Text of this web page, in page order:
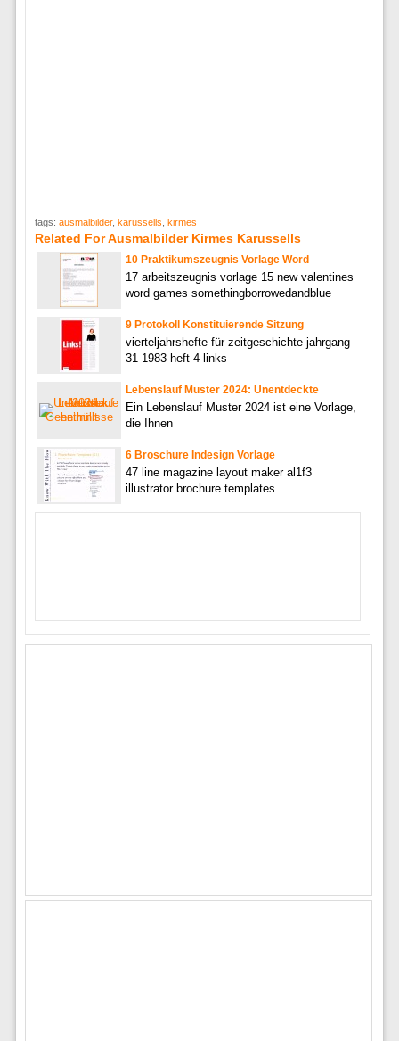
tags: ausmalbilder, karussells kirmes
Related For Ausmalbilder Kirmes Karussells
10 Praktikumszeugnis Vorlage Word
17 arbeitszeugnis vorlage 15 new valentines
word games somethingborrowedandblue
9 Protokoll Konstituierende Sitzung
vierteljahrshefte für zeitgeschichte jahrgang
31 1983 heft 4 links
Lebenslauf Muster 2024: Unentdeckte
Ein Lebenslauf Muster 2024 ist eine Vorlage,
die Ihnen
6 Broschure Indesign Vorlage
47 line magazine layout maker al1f3
illustrator brochure templates